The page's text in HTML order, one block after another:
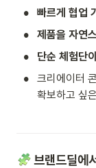
• 빠르게 협업
• 제품을 자연
• 단순 체험단
•
크리에이터
확보하고 싶
브랜드딜에